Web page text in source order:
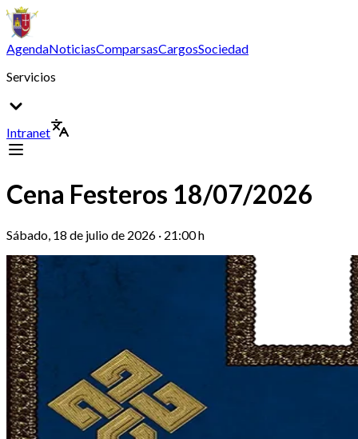
AgendaNoticiasComparsasCargosSociedad
Servicios
Intranet
Cena Festeros 18/07/2026
Sábado, 18 de julio de 2026 · 21:00 h